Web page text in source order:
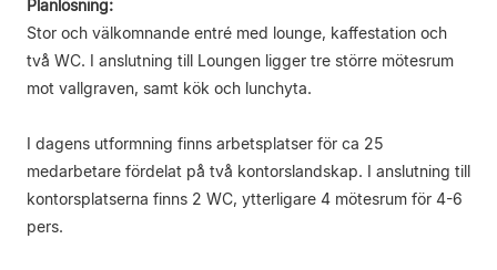
Planlösning:
Stor och välkomnande entré med lounge, kaffestation och
två WC. I anslutning till Loungen ligger tre större mötesrum
mot vallgraven, samt kök och lunchyta.
I dagens utformning finns arbetsplatser för ca 25
medarbetare fördelat på två kontorslandskap. I anslutning till
kontorsplatserna finns 2 WC, ytterligare 4 mötesrum för 4-6
pers.